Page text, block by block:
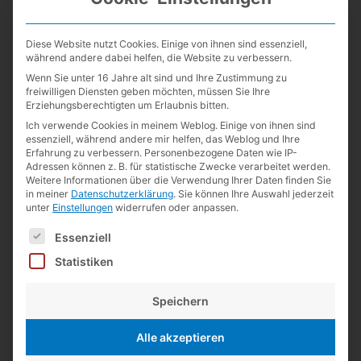
Guillermo de la MazazuKurz notiert
Lexikaliker zuKurz notiert
Guillermo de la MazazuKurz notiert
Lexikalikerzu
19 Jahre
LexikalikerzuKurz notiert
Andreas Weinbergerzu19 Jahre
Guillermo de la MazazuKurz notiert
LexikalikerzuKurz notiert
Kategorien
Diese Website nutzt Cookies. Einige von ihnen sind essenziell,
während andere dabei helfen, die Website zu verbessern.
Wenn Sie unter 16 Jahre alt sind und Ihre Zustimmung zu
freiwilligen Diensten geben möchten, müssen Sie Ihre
Erziehungsberechtigten um Erlaubnis bitten.
Ich verwende Cookies in meinem Weblog. Einige von ihnen sind
essenziell, während andere mir helfen, das Weblog und Ihre
Erfahrung zu verbessern. Personenbezogene Daten wie IP-
Adressen können z. B. für statistische Zwecke verarbeitet werden.
Weitere Informationen über die Verwendung Ihrer Daten finden Sie
in meiner Datenschutzerklärung. Sie können Ihre Auswahl jederzeit
unter Einstellungen widerrufen oder anpassen.
Es folgt eine Liste der Service-Gruppen, für die eine
Essenziell
Statistiken
Speichern
Alle akzeptieren